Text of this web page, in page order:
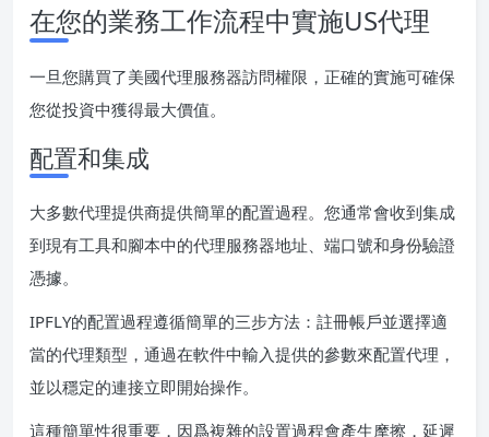
在您的業務工作流程中實施US代理
一旦您購買了美國代理服務器訪問權限，正確的實施可確保
您從投資中獲得最大價值。
配置和集成
大多數代理提供商提供簡單的配置過程。您通常會收到集成
到現有工具和腳本中的代理服務器地址、端口號和身份驗證
憑據。
IPFLY的配置過程遵循簡單的三步方法：註冊帳戶並選擇適
當的代理類型，通過在軟件中輸入提供的參數來配置代理，
並以穩定的連接立即開始操作。
這種簡單性很重要，因爲複雜的設置過程會產生摩擦，延遲